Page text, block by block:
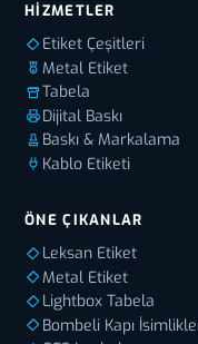
HIZMETLER
Etiket Çeşitleri
Metal Etiket
Tabela
Dijital Baskı
Baskı & Markalama
Kablo Etiketi
ÖNE ÇIKANLAR
Leksan Etiket
Metal Etiket
Lightbox Tabela
Bombeli Kapı